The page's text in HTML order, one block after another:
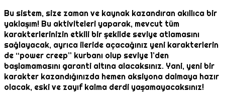
Bu sistem, size zaman ve kaynak kazandıran akıllıca bir
yaklaşım! Bu aktiviteleri yaparak, mevcut tüm
karakterlerinizin etkili bir şekilde seviye atlamasını
sağlayacak, ayrıca ileride açacağınız yeni karakterlerin
de “power creep” kurbanı olup seviye 1’den
başlamamasını garanti altına alacaksınız. Yani, yeni bir
karakter kazandığınızda hemen aksiyona dalmaya hazır
olacak, eski ve zayıf kalma derdi yaşamayacaksınız!